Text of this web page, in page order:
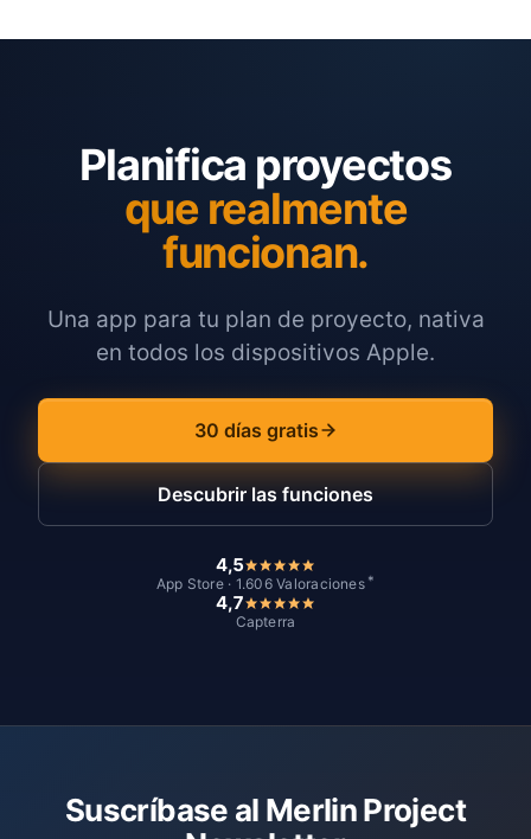
Planifica proyectos
que realmente
funcionan.
Una app para tu plan de proyecto, nativa
en todos los dispositivos Apple.
30 días gratis
Descubrir las funciones
4,5
App Store · 1.606 Valoraciones *
4,7
Capterra
Suscríbase al Merlin Project